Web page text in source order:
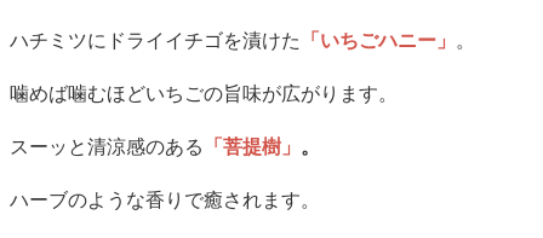
ハチミツにドライイチゴを漬けた 「いちごハニー」 。
噛めば噛むほどいちごの旨味が広がります。
スーッと清涼感のある 「菩提樹」 。
ハーブのような香りで癒されます。